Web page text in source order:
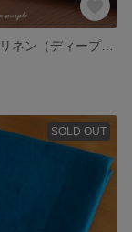
ヨーロッパリネン（ディープパープル）はぎれ
SOLD OUT